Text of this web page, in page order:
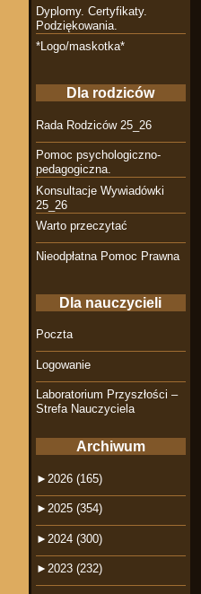
Dyplomy. Certyfikaty.
Podziękowania.
*Logo/maskotka*
Dla rodziców
Rada Rodziców 25_26
Pomoc psychologiczno-
pedagogiczna.
Konsultacje Wywiadówki
25_26
Warto przeczytać
Nieodpłatna Pomoc Prawna
Dla nauczycieli
Poczta
Logowanie
Laboratorium Przyszłości –
Strefa Nauczyciela
Archiwum
► 2026 (165)
► 2025 (354)
► 2024 (300)
► 2023 (232)